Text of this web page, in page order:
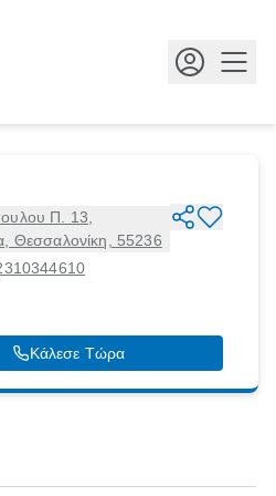
Π. 13,
Θεσσαλονίκη, 55236
Κάλεσε Τώρα